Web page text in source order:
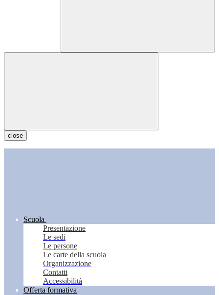
close
Scuola
Presentazione
Le sedi
Le persone
Le carte della scuola
Organizzazione
Contatti
Accessibilità
Offerta formativa